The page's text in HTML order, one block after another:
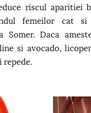
riscul aparitiei
femeilor cat si
Somer. Daca
si avocado,
repede.